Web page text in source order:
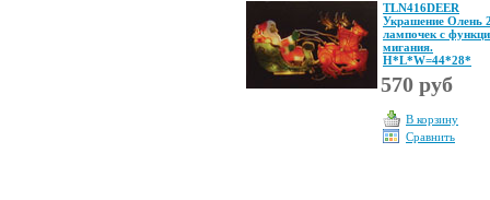
TLN416DEER
Украшение Олень
лампочек с
мигания.
Н*L*W=44*28*
570 руб
В корзину
Сравнить